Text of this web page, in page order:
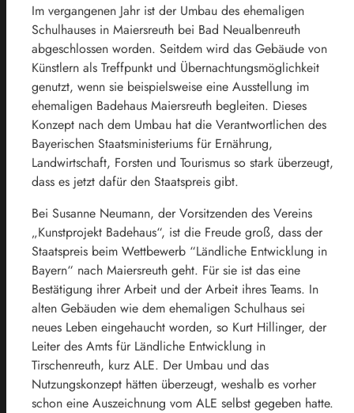
Im vergangenen Jahr ist der Umbau des ehemaligen
Schulhauses in Maiersreuth bei Bad Neualbenreuth
abgeschlossen worden. Seitdem wird das Gebäude von
Künstlern als Treffpunkt und Übernachtungsmöglichkeit
genutzt, wenn sie beispielsweise eine Ausstellung im
ehemaligen Badehaus Maiersreuth begleiten. Dieses
Konzept nach dem Umbau hat die Verantwortlichen des
Bayerischen Staatsministeriums für Ernährung,
Landwirtschaft, Forsten und Tourismus so stark überzeugt,
dass es jetzt dafür den Staatspreis gibt.
Bei Susanne Neumann, der Vorsitzenden des Vereins
„Kunstprojekt Badehaus“, ist die Freude groß, dass der
Staatspreis beim Wettbewerb “Ländliche Entwicklung in
Bayern“ nach Maiersreuth geht. Für sie ist das eine
Bestätigung ihrer Arbeit und der Arbeit ihres Teams. In
alten Gebäuden wie dem ehemaligen Schulhaus sei
neues Leben eingehaucht worden, so Kurt Hillinger, der
Leiter des Amts für Ländliche Entwicklung in
Tirschenreuth, kurz ALE. Der Umbau und das
Nutzungskonzept hätten überzeugt, weshalb es vorher
schon eine Auszeichnung vom ALE selbst gegeben hatte.